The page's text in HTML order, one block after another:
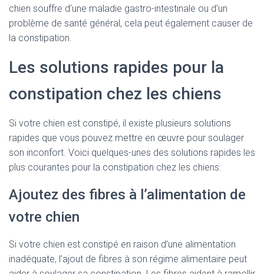
chien souffre d’une maladie gastro-intestinale ou d’un
problème de santé général, cela peut également causer de
la constipation.
Les solutions rapides pour la
constipation chez les chiens
Si votre chien est constipé, il existe plusieurs solutions
rapides que vous pouvez mettre en œuvre pour soulager
son inconfort. Voici quelques-unes des solutions rapides les
plus courantes pour la constipation chez les chiens:
Ajoutez des fibres à l’alimentation de
votre chien
Si votre chien est constipé en raison d’une alimentation
inadéquate, l’ajout de fibres à son régime alimentaire peut